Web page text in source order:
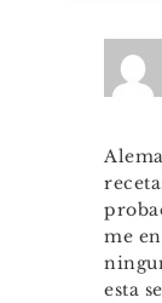
me
esta